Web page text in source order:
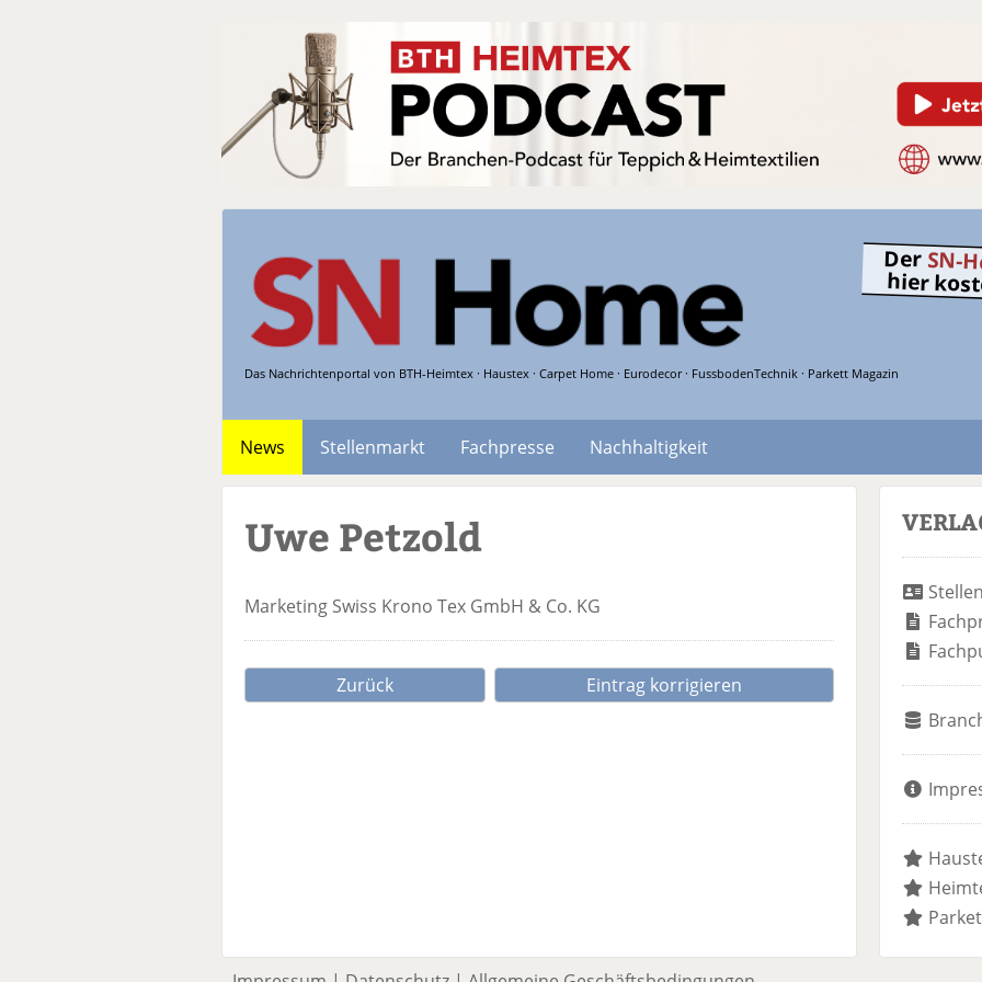
Das Nachrichtenportal von BTH-Heimtex · Haustex · Carpet Home · Eurodecor · FussbodenTechnik · Parkett Magazin
Der SN-
hier
News Stellenmarkt Fachpresse
Nachhaltigkeit
Uwe Petzold
Marketing Swiss Krono Tex GmbH & Co. KG
Zurück Eintrag korrigieren